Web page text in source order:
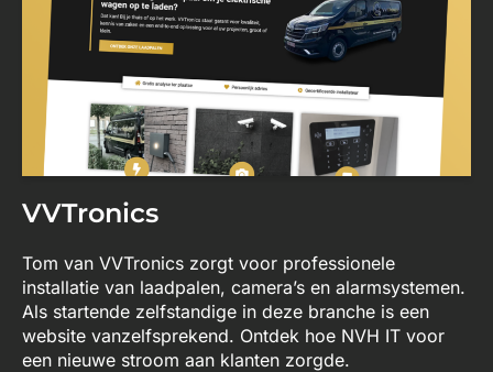
VVTronics
Tom van VVTronics zorgt voor professionele
installatie van laadpalen, camera’s en alarmsystemen.
Als startende zelfstandige in deze branche is een
website vanzelfsprekend. Ontdek hoe NVH IT voor
een nieuwe stroom aan klanten zorgde.